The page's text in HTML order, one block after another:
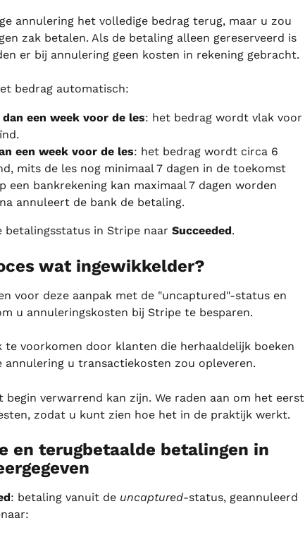
annulering het volledige bedrag terug, maar u zou
zak betalen. Als de betaling alleen gereserveerd is
er bij annulering geen kosten in rekening gebracht.
bedrag automatisch:
een week voor de les: het bedrag wordt vlak voor
een week voor de les: het bedrag wordt circa 6
mits de les nog minimaal 7 dagen in de toekomst
een bankrekening kan maximaal 7 dagen worden
annuleert de bank de betaling.
betalingsstatus in Stripe naar Succeeded.
wat ingewikkelder?
voor deze aanpak met de "uncaptured"-status en
u annuleringskosten bij Stripe te besparen.
voorkomen door klanten die herhaaldelijk boeken
annulering u transactiekosten zou opleveren.
verwarrend kan zijn. We raden aan om het eerst
zodat u kunt zien hoe het in de praktijk werkt.
en terugbetaalde betalingen in
: betaling vanuit de uncaptured-status, geannuleerd